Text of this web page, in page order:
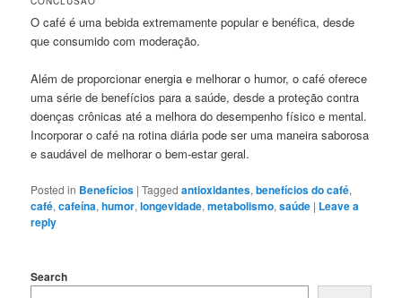
O café é uma bebida extremamente popular e benéfica, desde
que consumido com moderação.
Além de proporcionar energia e melhorar o humor, o café oferece
uma série de benefícios para a saúde, desde a proteção contra
doenças crônicas até a melhora do desempenho físico e mental.
Incorporar o café na rotina diária pode ser uma maneira saborosa
e saudável de melhorar o bem-estar geral.
Posted in Benefícios |Tagged antioxidantes,benefícios do café,
café,cafeína,humor,longevidade,metabolismo,saúde | Leave a
reply
Search